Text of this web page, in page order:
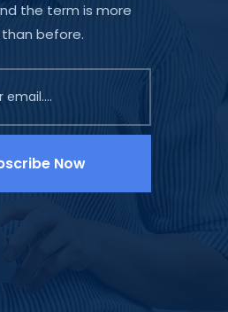
the term is more
before.
Now